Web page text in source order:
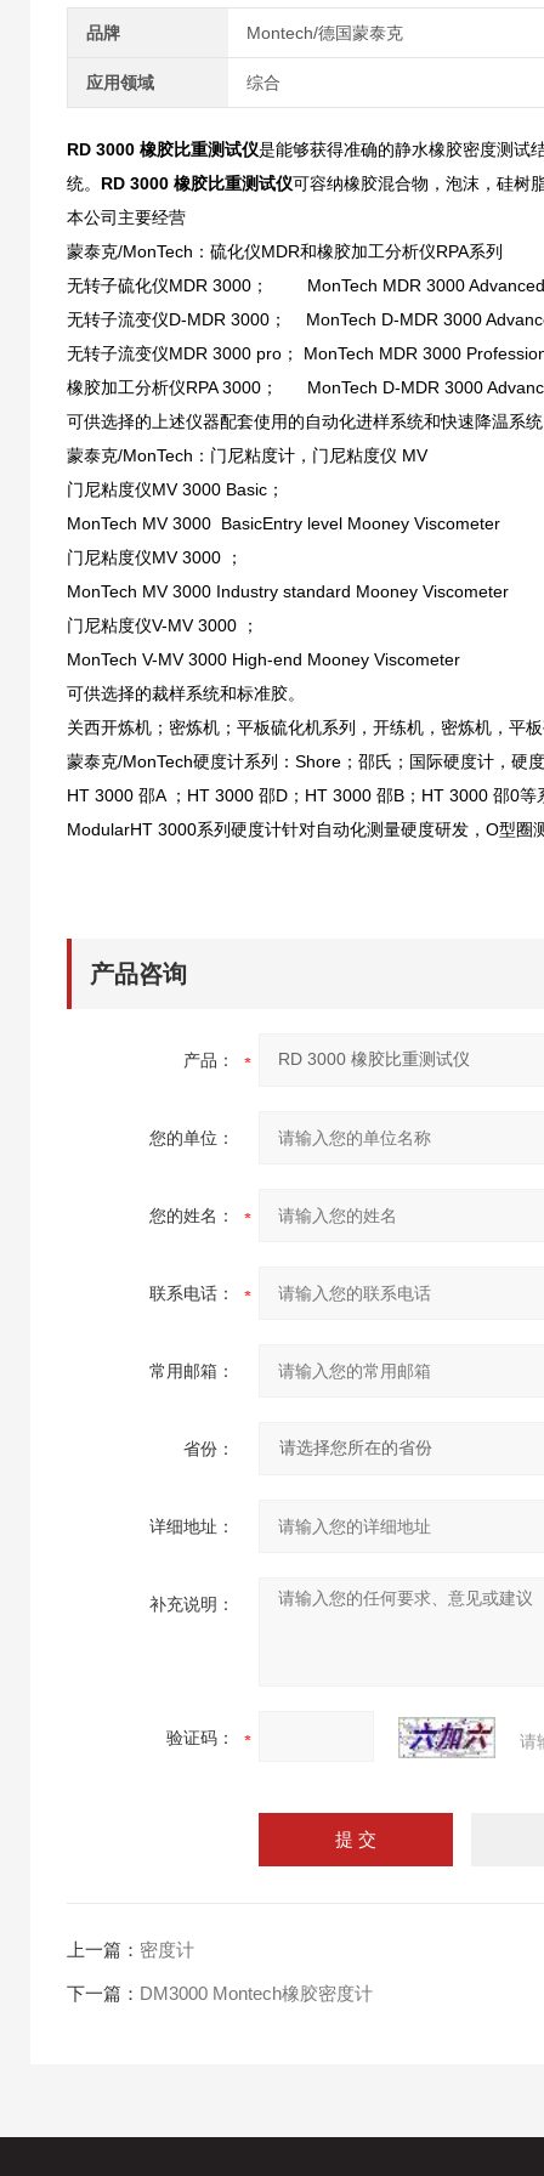
品牌 Montech/德国蒙泰克
应用领域 综合
RD 3000 橡胶比重测试仪是能够获得准确的静水橡胶密度测试
统。 RD 3000 橡胶比重测试仪可容纳橡胶混合物，泡沫，硅树
本公司主要经营
蒙泰克/MonTech：硫化仪MDR和橡胶加工分析仪RPA系列
无转子硫化仪MDR 3000； MonTech MDR 3000
无转子流变仪D-MDR 3000； MonTech D-MDR 3000
无转子流变仪MDR 3000 pro； MonTech MDR 3000
橡胶加工分析仪RPA 3000； MonTech D-MDR 3000
可供选择的上述仪器配套使用的自动化进样系统和快速降温系
蒙泰克/MonTech：门尼粘度计，门尼粘度仪 MV
门尼粘度仪MV 3000 Basic；
MonTech MV 3000 BasicEntry level Mooney Viscometer
门尼粘度仪MV 3000 ；
MonTech MV 3000 Industry standard Mooney Viscometer
门尼粘度仪V-MV 3000 ；
MonTech V-MV 3000 High-end Mooney Viscometer
可供选择的裁样系统和标准胶。
关西开炼机；密炼机；平板硫化机系列，开练机，密炼机，平
蒙泰克/MonTech硬度计系列：Shore；邵氏；国际硬度计，硬
HT 3000 邵A ；HT 3000 邵D；HT 3000 邵B；HT 3000 邵0
ModularHT 3000系列硬度计针对自动化测量硬度研发，O型
产品咨询
产品：
您的单位：
您的姓名：
联系电话：
常用邮箱：
省份：
详细地址：
补充说明：
验证码： 请
上一篇： 密度计
下一篇： DM3000 Montech橡胶密度计